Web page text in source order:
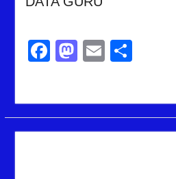
Facebook
Mastodon
EmailShare